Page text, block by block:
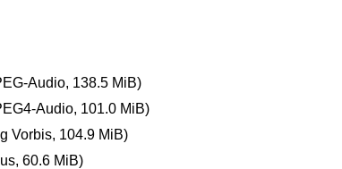
Audio, 138.5 MiB)
Audio, 101.0 MiB)
Vorbis, 104.9 MiB)
60.6 MiB)